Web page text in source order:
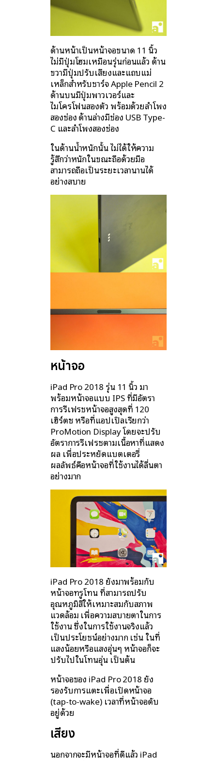
ด้านหน้าเป็นหน้าจอขนาด 11 นิ้ว
ไม่มีปุ่มโฮมเหมือนรุ่นก่อนแล้ว ด้าน
ขวามีปุ่มปรับเสียงและแถบแม่
เหล็กสำหรับชาร์จ Apple Pencil 2
ด้านบนมีปุ่มพาวเวอร์และ
ไมโครโฟนสองตัว พร้อมด้วยลำโพง
สองช่อง ด้านล่างมีช่อง USB Type-
C และลำโพงสองช่อง
ในด้านน้ำหนักนั้น ไม่ได้ให้ความ
รู้สึกว่าหนักในขณะถือด้วยมือ
สามารถถือเป็นระยะเวลานานได้
อย่างสบาย
หน้าจอ
iPad Pro 2018 รุ่น 11 นิ้ว มา
พร้อมหน้าจอแบบ IPS ที่มีอัตรา
การรีเฟรชหน้าจอสูงสุดที่ 120
เฮิร์ตซ หรือที่แอปเปิลเรียกว่า
ProMotion Display โดยจะปรับ
อัตราการรีเฟรชตามเนื้อหาที่แสดง
ผล เพื่อประหยัดแบตเตอรี่
ผลลัพธ์คือหน้าจอที่ใช้งานได้ลื่นตา
อย่างมาก
iPad Pro 2018 ยังมาพร้อมกับ
หน้าจอทรูโทน ที่สามารถปรับ
อุณหภูมิสีให้เหมาะสมกับสภาพ
แวดล้อม เพื่อความสบายตาในการ
ใช้งาน ซึ่งในการใช้งานจริงแล้ว
เป็นประโยชน์อย่างมาก เช่น ในที่
แสงน้อยหรือแสงอุ่นๆ หน้าจอก็จะ
ปรับไปในโทนอุ่น เป็นต้น
หน้าจอของ iPad Pro 2018 ยัง
รองรับการแตะเพื่อเปิดหน้าจอ
(tap-to-wake) เวลาที่หน้าจอดับ
อยู่ด้วย
เสียง
นอกจากจะมีหน้าจอที่ดีแล้ว iPad